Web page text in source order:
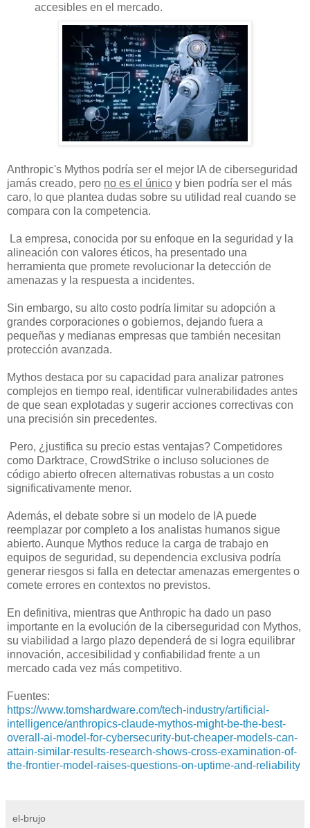
accesibles en el mercado.
Anthropic's Mythos podría ser el mejor IA de ciberseguridad
jamás creado, pero no es el único y bien podría ser el más
caro, lo que plantea dudas sobre su utilidad real cuando se
compara con la competencia.
La empresa, conocida por su enfoque en la seguridad y la
alineación con valores éticos, ha presentado una
herramienta que promete revolucionar la detección de
amenazas y la respuesta a incidentes.
Sin embargo, su alto costo podría limitar su adopción a
grandes corporaciones o gobiernos, dejando fuera a
pequeñas y medianas empresas que también necesitan
protección avanzada.
Mythos destaca por su capacidad para analizar patrones
complejos en tiempo real, identificar vulnerabilidades antes
de que sean explotadas y sugerir acciones correctivas con
una precisión sin precedentes.
Pero, ¿justifica su precio estas ventajas? Competidores
como Darktrace, CrowdStrike o incluso soluciones de
código abierto ofrecen alternativas robustas a un costo
significativamente menor.
Además, el debate sobre si un modelo de IA puede
reemplazar por completo a los analistas humanos sigue
abierto. Aunque Mythos reduce la carga de trabajo en
equipos de seguridad, su dependencia exclusiva podría
generar riesgos si falla en detectar amenazas emergentes o
comete errores en contextos no previstos.
En definitiva, mientras que Anthropic ha dado un paso
importante en la evolución de la ciberseguridad con Mythos,
su viabilidad a largo plazo dependerá de si logra equilibrar
innovación, accesibilidad y confiabilidad frente a un
mercado cada vez más competitivo.
Fuentes:
https://www.tomshardware.com/tech-industry/artificial-
intelligence/anthropics-claude-mythos-might-be-the-best-
overall-ai-model-for-cybersecurity-but-cheaper-models-can-
attain-similar-results-research-shows-cross-examination-of-
the-frontier-model-raises-questions-on-uptime-and-reliability
el-brujo